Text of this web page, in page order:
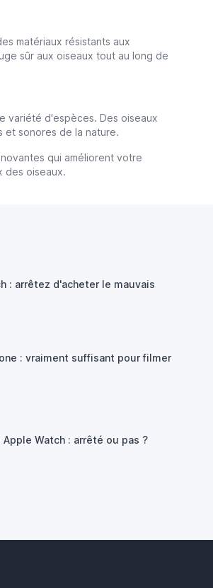
matériaux résistants aux
sûr aux oiseaux tout au long de
variété d'espèces. Des oiseaux
et sonores de la nature.
qui améliorent votre
des oiseaux.
: arrêtez d'acheter le mauvais
: vraiment suffisant pour filmer
Watch : arrêté ou pas ?